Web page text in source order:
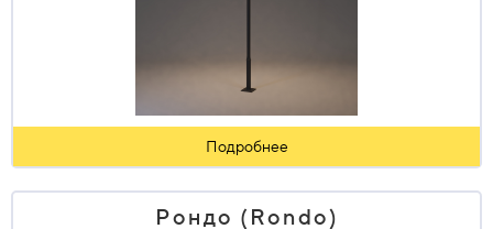
Подробнее
Рондо (Rondo)